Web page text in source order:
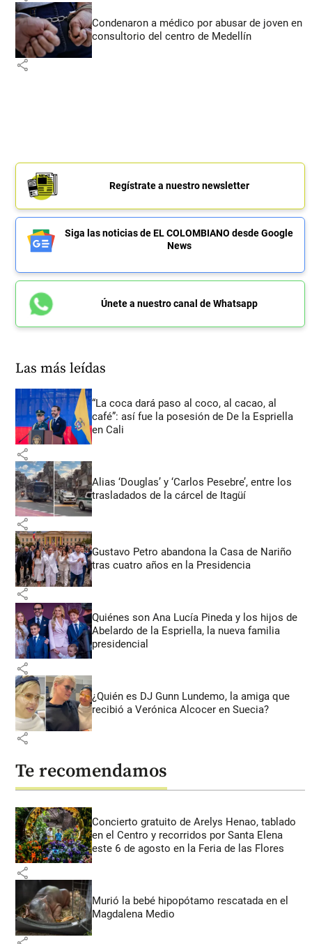
Condenaron a médico por abusar de joven en
consultorio del centro de Medellín
share
Regístrate a nuestro newsletter
Siga las noticias de EL COLOMBIANO desde Google
News
Únete a nuestro canal de Whatsapp
Las más leídas
“La coca dará paso al coco, al cacao, al
café”: así fue la posesión de De la Espriella
en Cali
share
Alias ‘Douglas’ y ‘Carlos Pesebre’, entre los
trasladados de la cárcel de Itagüí
share
Gustavo Petro abandona la Casa de Nariño
tras cuatro años en la Presidencia
share
Quiénes son Ana Lucía Pineda y los hijos de
Abelardo de la Espriella, la nueva familia
presidencial
share
¿Quién es DJ Gunn Lundemo, la amiga que
recibió a Verónica Alcocer en Suecia?
share
Te recomendamos
Concierto gratuito de Arelys Henao, tablado
en el Centro y recorridos por Santa Elena
este 6 de agosto en la Feria de las Flores
share
Murió la bebé hipopótamo rescatada en el
Magdalena Medio